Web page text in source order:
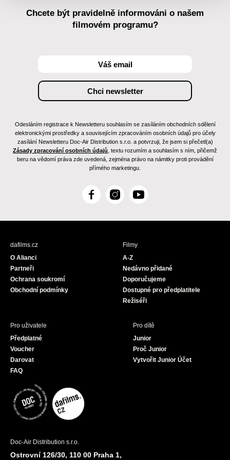
Chcete být pravidelně informováni o našem
filmovém programu?
Odesláním registrace k Newsletteru souhlasím se zasíláním obchodních sdělení
elektronickými prostředky a souvisejícím zpracováním osobních údajů pro účely
zasílání Newsletteru Doc-Air Distribution s.r.o. a potvrzuji, že jsem si přečetl(a)
Zásady zpracování osobních údajů , textu rozumím a souhlasím s ním, přičemž
beru na vědomí práva zde uvedená, zejména právo na námitky proti provádění
přímého marketingu.
F
c
I
s
Y
u
dafilms.cz
O Alianci
Partneři
Ochrana soukromí
Obchodní podmínky
Filmy
A-Z
Nedávno přidané
Doporučujeme
Dostupné pro předplatitele
Režiséři
Pro uživatele
Předplatné
Voucher
Darovat
FAQ
Pro dítě
Junior
Proč Junior
Vytvořit Junior Účet
Doc-Air Distribution s.r.o.
Ostrovní 126/30, 110 00 Praha 1,